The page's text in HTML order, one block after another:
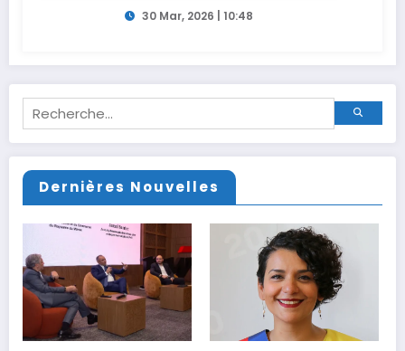
30 Mar, 2026 | 10:48
Dernières Nouvelles